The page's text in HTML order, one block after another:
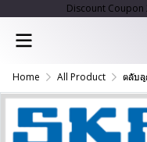
Discount Coupon
Home All Product ตลับลู